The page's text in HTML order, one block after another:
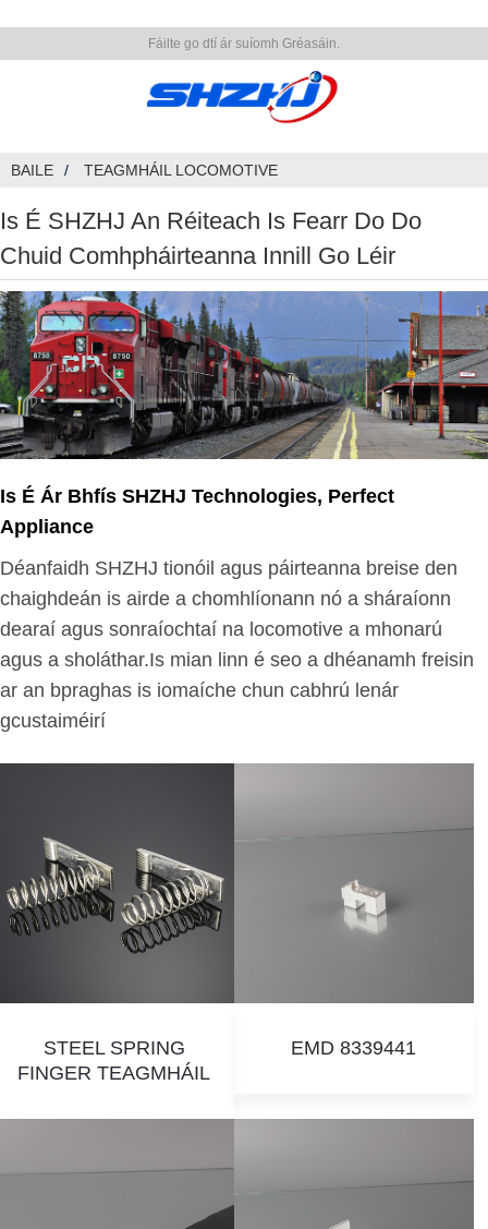
Fáilte go dtí ár suíomh Gréasáin.
BAILE TEAGMHÁIL LOCOMOTIVE
Is É SHZHJ An Réiteach Is Fearr Do Do
Chuid Comhpháirteanna Innill Go Léir
Is É Ár Bhfís SHZHJ Technologies, Perfect
Appliance
Déanfaidh SHZHJ tionóil agus páirteanna breise den
chaighdeán is airde a chomhlíonann nó a sháraíonn
dearaí agus sonraíochtaí na locomotive a mhonarú
agus a sholáthar.Is mian linn é seo a dhéanamh freisin
ar an bpraghas is iomaíche chun cabhrú lenár
gcustaiméirí
STEEL SPRING
FINGER TEAGMHÁIL
EMD 8339441